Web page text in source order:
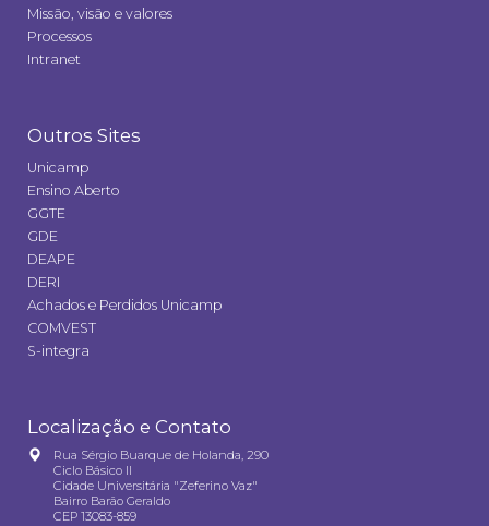
Missão, visão e valores
Processos
Intranet
Outros Sites
Unicamp
Ensino Aberto
GGTE
GDE
DEAPE
DERI
Achados e Perdidos Unicamp
COMVEST
S-integra
Localização e Contato
Rua Sérgio Buarque de Holanda, 290
Ciclo Básico II
Cidade Universitária "Zeferino Vaz"
Bairro Barão Geraldo
CEP 13083-859